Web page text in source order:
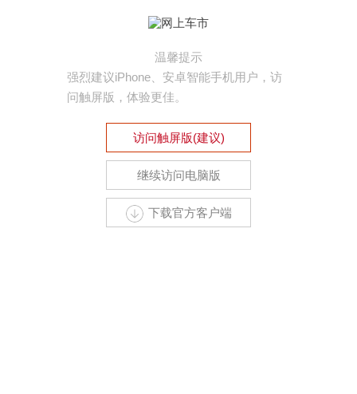
温馨提示
强烈建议iPhone、安卓智能手机用户，访
问触屏版，体验更佳。
访问触屏版(建议)
继续访问电脑版
下载官方客户端